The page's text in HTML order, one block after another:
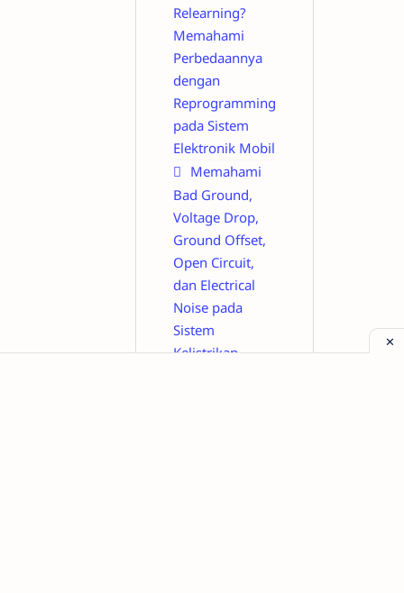
Relearning?
Memahami
Perbedaannya
dengan
Reprogramming
pada Sistem
Elektronik Mobil
Memahami
Bad Ground,
Voltage Drop,
Ground Offset,
Open Circuit,
dan Electrical
Noise pada
Sistem
Kelistrikan